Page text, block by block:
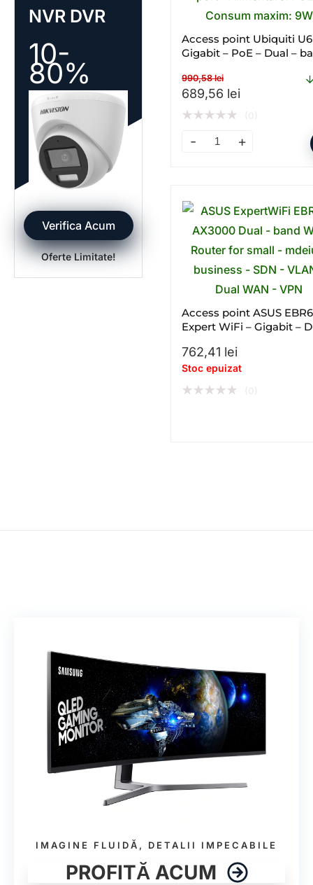
NVR DVR
10-
80%
Verifica Acum
Oferte Limitate!
Access point Ubiquiti
Gigabit – PoE – Dual –
990,58lei
Prețul inițial a fost:
689,56 leiPrețul
★★★★★
Access point Ubiquiti
Access point ASUS
Expert WiFi – Gigabit –
762,41 lei
Stoc epuizat
★★★★★
IMAGINE FLUIDĂ, DETALII IMPECABILE
PROFITĂ ACUM